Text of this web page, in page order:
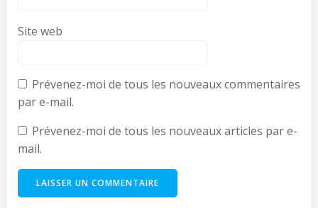
Site web
Prévenez-moi de tous les nouveaux commentaires
par e-mail.
Prévenez-moi de tous les nouveaux articles par e-
mail.